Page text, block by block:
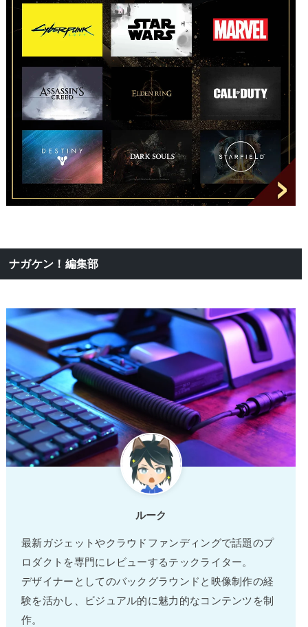
ナガケン！編集部
ルーク
最新ガジェットやクラウドファンディングで話題のプ
ロダクトを専門にレビューするテックライター。
デザイナーとしてのバックグラウンドと映像制作の経
験を活かし、ビジュアル的に魅力的なコンテンツを制
作。